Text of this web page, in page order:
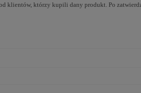
klientów, którzy kupili dany produkt. Po